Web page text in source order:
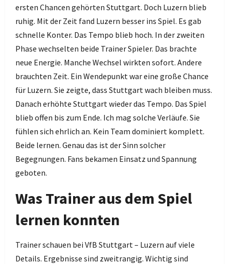
ersten Chancen gehörten Stuttgart. Doch Luzern blieb
ruhig. Mit der Zeit fand Luzern besser ins Spiel. Es gab
schnelle Konter. Das Tempo blieb hoch. In der zweiten
Phase wechselten beide Trainer Spieler. Das brachte
neue Energie. Manche Wechsel wirkten sofort. Andere
brauchten Zeit. Ein Wendepunkt war eine große Chance
für Luzern. Sie zeigte, dass Stuttgart wach bleiben muss.
Danach erhöhte Stuttgart wieder das Tempo. Das Spiel
blieb offen bis zum Ende. Ich mag solche Verläufe. Sie
fühlen sich ehrlich an. Kein Team dominiert komplett.
Beide lernen. Genau das ist der Sinn solcher
Begegnungen. Fans bekamen Einsatz und Spannung
geboten.
Was Trainer aus dem Spiel
lernen konnten
Trainer schauen bei VfB Stuttgart – Luzern auf viele
Details. Ergebnisse sind zweitrangig. Wichtig sind